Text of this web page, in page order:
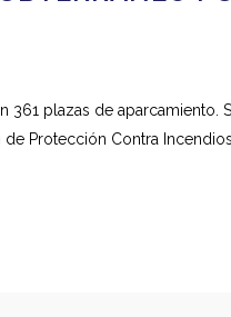
plazas de aparcamiento.
Protección Contra